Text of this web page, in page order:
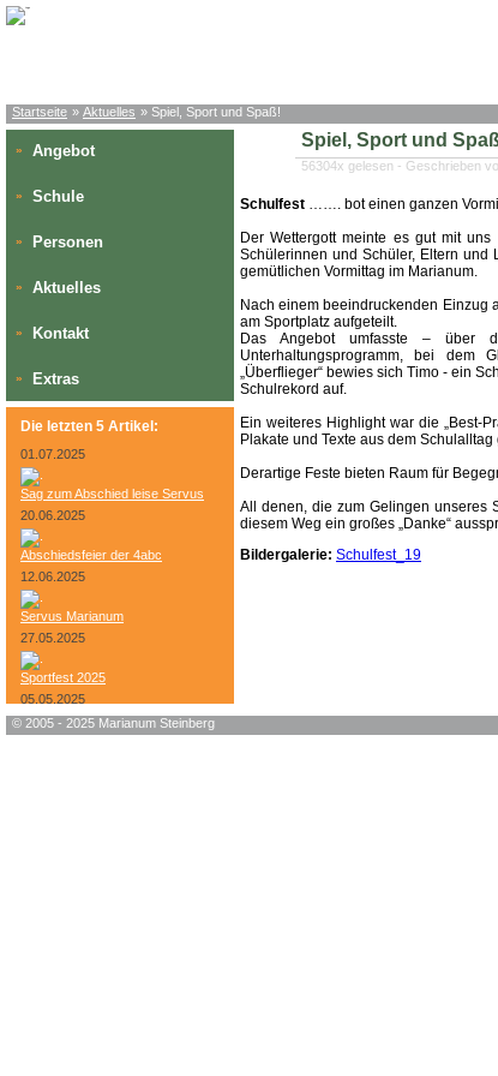
Startseite » Aktuelles » Spiel, Sport und Spaß!
» Angebot
» Schule
» Personen
» Aktuelles
» Kontakt
» Extras
Die letzten 5 Artikel:
01.07.2025
Sag zum Abschied leise Servus
20.06.2025
Abschiedsfeier der 4abc
12.06.2025
Servus Marianum
27.05.2025
Sportfest 2025
05.05.2025
Bundesheer-Tag
Spiel, Sport und
56304x gelesen - Geschrieben
Schulfest ……. bot einen ganzen
Der Wettergott meinte es gut mit
Schülerinnen und Schüler, Eltern und
gemütlichen Vormittag im Marianum.
Nach einem beeindruckenden Einzug
am Sportplatz aufgeteilt.
Das Angebot umfasste – über
Unterhaltungsprogramm, bei dem
„Überflieger“ bewies sich Timo - ein
Schulrekord auf.
Ein weiteres Highlight war die „Best-
Plakate und Texte aus dem
Derartige Feste bieten Raum für
All denen, die zum Gelingen unseres
diesem Weg ein großes „Danke“
Bildergalerie: Schulfest_19
© 2005 - 2025 Marianum Steinberg